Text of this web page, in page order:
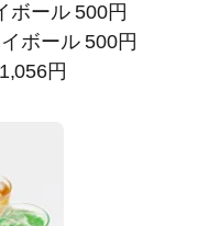
ボール 500円
ボール 500円
円